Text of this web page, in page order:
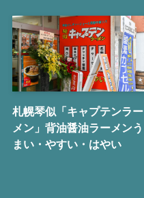
札幌琴似「キャプテンラー
メン」背油醤油ラーメンう
まい・やすい・はやい